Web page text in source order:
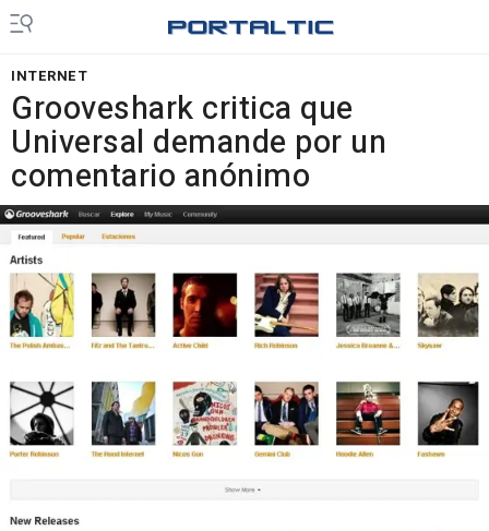
INTERNET
Grooveshark critica que
Universal demande por un
comentario anónimo